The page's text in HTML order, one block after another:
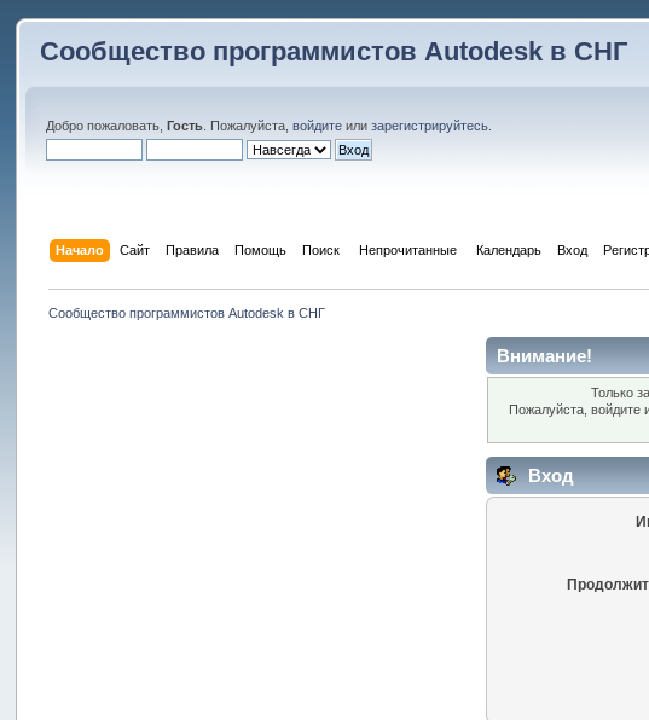
Сообщество программистов Autodesk в СНГ
Добро пожаловать,Гость . Пожалуйста,войдите илизарегистрируйтесь
Начало Сайт Правила Помощь Поиск Непрочитанные Календарь Вход
Сообщество программистов Autodesk в СНГ
Внимание!
Только
Пожалуйста, войдите
Вход